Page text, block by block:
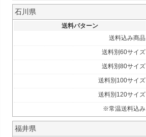
石川県
送料パターン
送料込み商品
送料別60サイズ
送料別80サイズ
送料別100サイズ
送料別120サイズ
※常温送料込み
福井県